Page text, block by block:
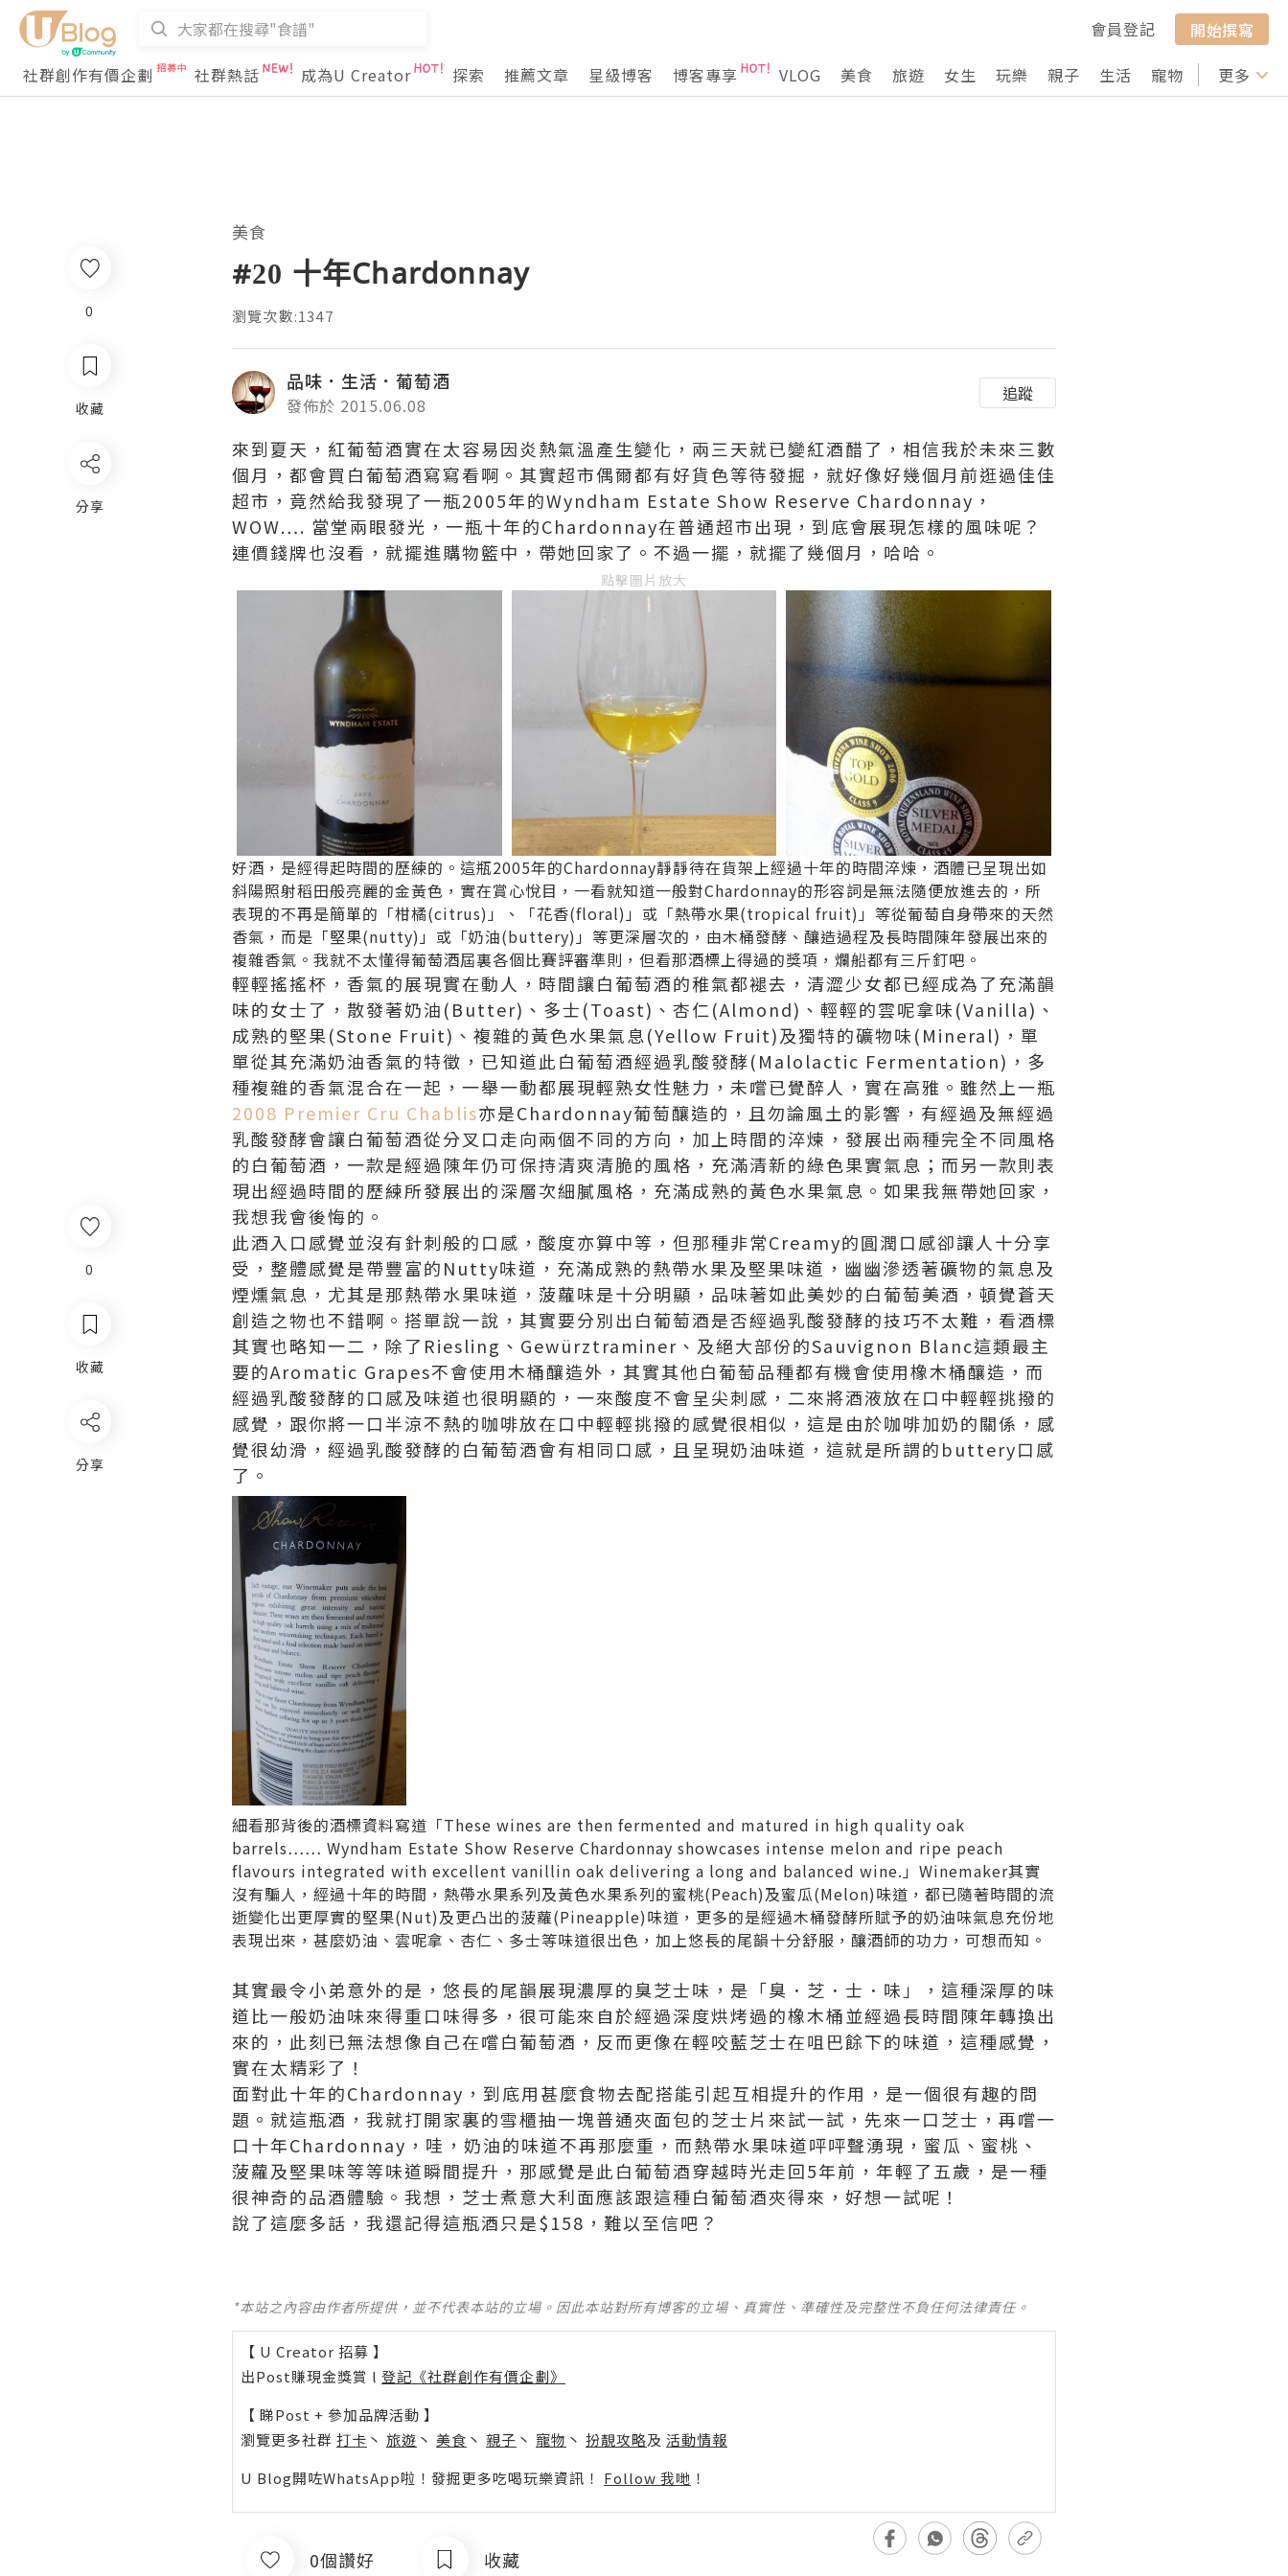
會員登記
開始撰寫
社群創作有價企劃
社群熱話 成為U Creator 探索 推薦文章 星級博客 博客專享 VLOG 美食 旅遊 女生 玩樂 親子 生活 寵物 行山 打卡
更多
0
收藏
分享
美食
#20 十年Chardonnay
瀏覽次數:1347
品味．生活．葡萄酒
發佈於 2015.06.08
追蹤
來到夏天，紅葡萄酒實在太容易因炎熱氣溫產生變化，兩三天就已變紅酒醋了，相信我於未來三數
個月，都會買白葡萄酒寫寫看啊。其實超市偶爾都有好貨色等待發掘，就好像好幾個月前逛過佳佳
超市，竟然給我發現了一瓶2005年的Wyndham Estate Show Reserve Chardonnay，
WOW…. 當堂兩眼發光，一瓶十年的Chardonnay在普通超市出現，到底會展現怎樣的風味呢？
連價錢牌也沒看，就擺進購物籃中，帶她回家了。不過一擺，就擺了幾個月，哈哈。
點擊圖片放大
好酒，是經得起時間的歷練的。這瓶2005年的Chardonnay靜靜待在貨架上經過十年的時間淬煉，酒體已呈現出如
斜陽照射稻田般亮麗的金黃色，實在賞心悅目，一看就知道一般對Chardonnay的形容詞是無法隨便放進去的，所
表現的不再是簡單的「柑橘(citrus)」、「花香(floral)」或「熱帶水果(tropical fruit)」等從葡萄自身帶來的天然
香氣，而是「堅果(nutty)」或「奶油(buttery)」等更深層次的，由木桶發酵、釀造過程及長時間陳年發展出來的
複雜香氣。我就不太懂得葡萄酒屆裏各個比賽評審準則，但看那酒標上得過的獎項，爛船都有三斤釘吧。
輕輕搖搖杯，香氣的展現實在動人，時間讓白葡萄酒的稚氣都褪去，清澀少女都已經成為了充滿韻
味的女士了，散發著奶油(Butter)、多士(Toast)、杏仁(Almond)、輕輕的雲呢拿味(Vanilla)、
成熟的堅果(Stone Fruit)、複雜的黃色水果氣息(Yellow Fruit)及獨特的礦物味(Mineral)，單
單從其充滿奶油香氣的特徵，已知道此白葡萄酒經過乳酸發酵(Malolactic Fermentation)，多
種複雜的香氣混合在一起，一舉一動都展現輕熟女性魅力，未嚐已覺醉人，實在高雅。雖然上一瓶
2008 Premier Cru Chablis亦是Chardonnay葡萄釀造的，且勿論風土的影響，有經過及無經過
乳酸發酵會讓白葡萄酒從分叉口走向兩個不同的方向，加上時間的淬煉，發展出兩種完全不同風格
的白葡萄酒，一款是經過陳年仍可保持清爽清脆的風格，充滿清新的綠色果實氣息；而另一款則表
現出經過時間的歷練所發展出的深層次細膩風格，充滿成熟的黃色水果氣息。如果我無帶她回家，
我想我會後悔的。
此酒入口感覺並沒有針刺般的口感，酸度亦算中等，但那種非常Creamy的圓潤口感卻讓人十分享
受，整體感覺是帶豐富的Nutty味道，充滿成熟的熱帶水果及堅果味道，幽幽滲透著礦物的氣息及
煙燻氣息，尤其是那熱帶水果味道，菠蘿味是十分明顯，品味著如此美妙的白葡萄美酒，頓覺蒼天
創造之物也不錯啊。搭單說一說，其實要分別出白葡萄酒是否經過乳酸發酵的技巧不太難，看酒標
其實也略知一二，除了Riesling、Gewürztraminer、及絕大部份的Sauvignon Blanc這類最主
要的Aromatic Grapes不會使用木桶釀造外，其實其他白葡萄品種都有機會使用橡木桶釀造，而
經過乳酸發酵的口感及味道也很明顯的，一來酸度不會呈尖刺感，二來將酒液放在口中輕輕挑撥的
感覺，跟你將一口半涼不熱的咖啡放在口中輕輕挑撥的感覺很相似，這是由於咖啡加奶的關係，感
覺很幼滑，經過乳酸發酵的白葡萄酒會有相同口感，且呈現奶油味道，這就是所謂的buttery口感
了。
細看那背後的酒標資料寫道「These wines are then fermented and matured in high quality oak
barrels…… Wyndham Estate Show Reserve Chardonnay showcases intense melon and ripe peach
flavours integrated with excellent vanillin oak delivering a long and balanced wine.」Winemaker其實
沒有騙人，經過十年的時間，熱帶水果系列及黃色水果系列的蜜桃(Peach)及蜜瓜(Melon)味道，都已隨著時間的流
逝變化出更厚實的堅果(Nut)及更凸出的菠蘿(Pineapple)味道，更多的是經過木桶發酵所賦予的奶油味氣息充份地
表現出來，甚麼奶油、雲呢拿、杏仁、多士等味道很出色，加上悠長的尾韻十分舒服，釀酒師的功力，可想而知。
其實最令小弟意外的是，悠長的尾韻展現濃厚的臭芝士味，是「臭．芝．士．味」，這種深厚的味
道比一般奶油味來得重口味得多，很可能來自於經過深度烘烤過的橡木桶並經過長時間陳年轉換出
來的，此刻已無法想像自己在嚐白葡萄酒，反而更像在輕咬藍芝士在咀巴餘下的味道，這種感覺，
實在太精彩了！
面對此十年的Chardonnay，到底用甚麼食物去配搭能引起互相提升的作用，是一個很有趣的問
題。就這瓶酒，我就打開家裏的雪櫃抽一塊普通夾面包的芝士片來試一試，先來一口芝士，再嚐一
口十年Chardonnay，哇，奶油的味道不再那麼重，而熱帶水果味道呯呯聲湧現，蜜瓜、蜜桃、
菠蘿及堅果味等等味道瞬間提升，那感覺是此白葡萄酒穿越時光走回5年前，年輕了五歲，是一種
很神奇的品酒體驗。我想，芝士煮意大利面應該跟這種白葡萄酒夾得來，好想一試呢！
說了這麼多話，我還記得這瓶酒只是$158，難以至信吧？
*本站之內容由作者所提供，並不代表本站的立場。因此本站對所有博客的立場、真實性、準確性及完整性不負任何法律責任。
【 U Creator 招募 】
出Post賺現金獎賞 l 登記《社群創作有價企劃》
【 睇Post + 參加品牌活動 】
瀏覽更多社群 打卡 丶 旅遊 丶 美食 丶 親子 丶 寵物 丶 扮靚攻略及 活動情報
U Blog開咗WhatsApp啦！發掘更多吃喝玩樂資訊！ Follow 我哋 ！
0個讚好 收藏
0
收藏
分享